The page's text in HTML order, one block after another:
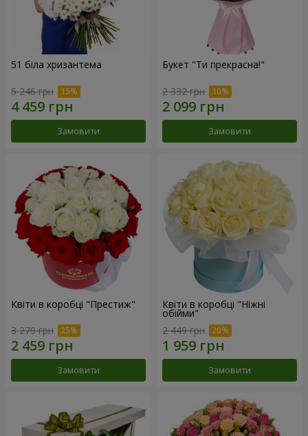
51 біла хризантема
5 246 грн
Замовити
Букет "Ти прекрасна!"
2 332 грн
Замовити
Квіти в коробці "Престиж"
3 279 грн
Замовити
Квіти в коробці "Ніжні
обійми"
2 449 грн
Замовити